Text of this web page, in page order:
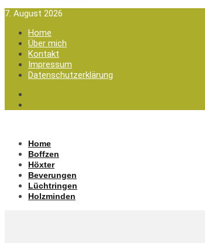
7. August 2026
Home
Über mich
Kontakt
Impressum
Datenschutzerklärung
Home
Boffzen
Höxter
Beverungen
Lüchtringen
Holzminden